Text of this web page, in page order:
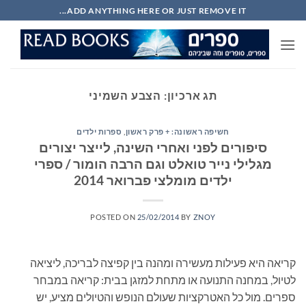
to
content
ADD ANYTHING HERE OR JUST REMOVE IT...
תג ארכיון: הצבע השמיני
חשיפה ראשונה: + פרק ראשון ספרות ילדים
סיפורים לפני ואחרי השינה, לייצר יצורים
מגלילי נייר טואלט וגם הרבה הומור / ספרי
ילדים מומלצי פברואר 2014
POSTED ON 25/02/2014 BY ZNOY
קריאה היא פעילות מעשירה ומהנה בין קפיצה לבריכה, ליציאה
לטיול, במחנה התנועה או מתחת למזגן בבית: קריאה במבחר
ספרים. מול כל האטרקציות שעולם הנופש והטיולים מציע, יש